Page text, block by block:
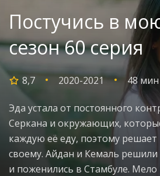
Постучись в
сезон 60 серия
8,7 2020-2021 48 мин
Эда устала от постоянного
Серкана и окружающих,
каждую её еду, поэтому решает
своему. Айдан и Кемаль
и поженились в Стамбуле. Мело